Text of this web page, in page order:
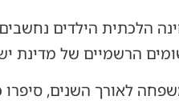
הלכתית הילדים
הרשמיים של מדינת
לאורך השנים,